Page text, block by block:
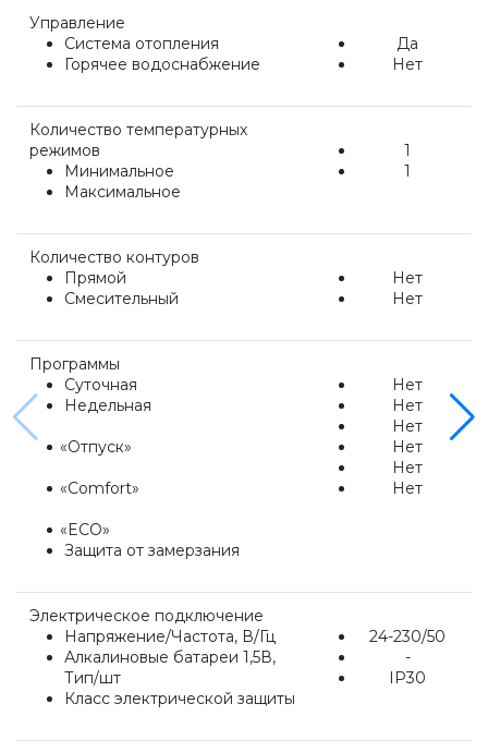
Напольные газовые конденсационные
Настенные электрические котлы Vaillant
Ёмкостные водонагреватели Vaillant
Системы управления Vaillant
Пакетные решения Vaillant
Вентиляционные установки Vaillant
Насосные группы Vaillant
Viessmann
Напольные газовые котлы
Настенные конденсационные котлы
Управление
Система отопления
Горячее водоснабжение
Да
Нет
Количество температурных
режимов
Минимальное
Максимальное
1
1
Количество контуров
Прямой
Смесительный
Нет
Нет
Программы
Суточная
Недельная
«Отпуск»
«Comfort»
«ECO»
Защита от замерзания
Нет
Нет
Нет
Нет
Нет
Нет
Электрическое подключение
Напряжение/Частота, В/Гц
Алкалиновые батареи 1,5В,
Тип/шт
Класс электрической защиты
24-230/50
-
IP30